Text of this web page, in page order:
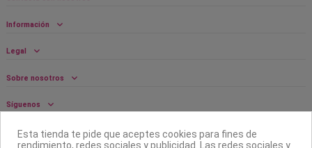
Información
Legal
Sobre nosotros
Síguenos
Boletín
Esta tienda te pide que aceptes cookies para fines de
rendimiento, redes sociales y publicidad. Las redes sociales y